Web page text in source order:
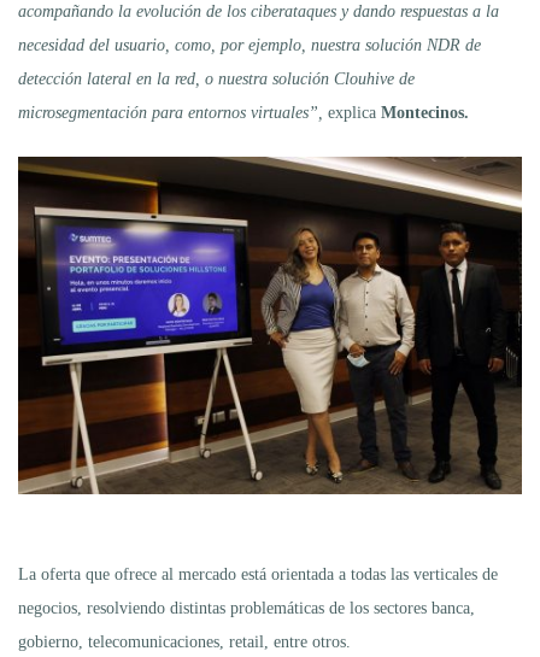
acompañando la evolución de los ciberataques y dando respuestas a la
necesidad del usuario, como, por ejemplo, nuestra solución NDR de
detección lateral en la red, o nuestra solución Clouhive de
microsegmentación para entornos virtuales”, explica Montecinos.
La oferta que ofrece al mercado está orientada a todas las verticales de
negocios, resolviendo distintas problemáticas de los sectores banca,
gobierno, telecomunicaciones, retail, entre otros.